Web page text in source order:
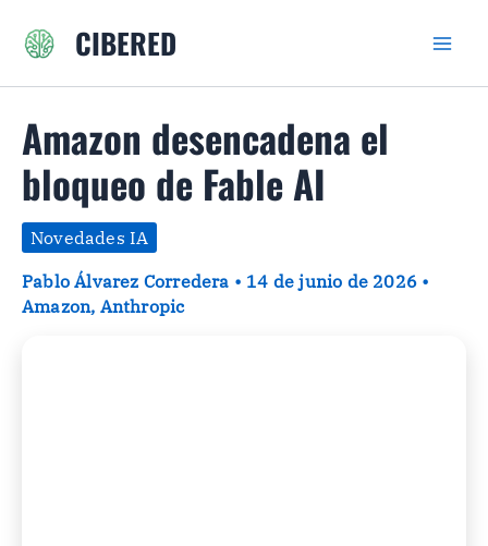
CIBERED
Amazon desencadena el
bloqueo de Fable AI
Novedades IA
Pablo Álvarez Corredera • 14 de junio de 2026 •
Amazon, Anthropic